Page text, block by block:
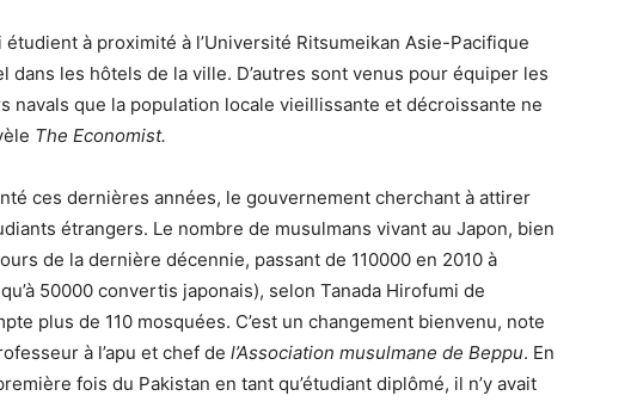
à proximité à l’Université Ritsumeikan Asie-Pacifique
dans les hôtels de la ville. D’autres sont venus pour équiper les
navals que la population locale vieillissante et décroissante ne
The Economist.
ces dernières années, le gouvernement cherchant à attirer
étrangers. Le nombre de musulmans vivant au Japon, bien
de la dernière décennie, passant de 110000 en 2010 à
50000 convertis japonais), selon Tanada Hirofumi de
plus de 110 mosquées. C’est un changement bienvenu, note
à l’apu et chef de l’Association musulmane de Beppu. En
fois du Pakistan en tant qu’étudiant diplômé, il n’y avait